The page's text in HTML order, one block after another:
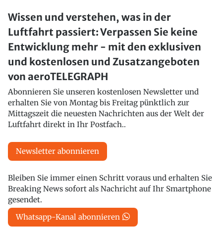
Wissen und verstehen, was in der
Luftfahrt passiert: Verpassen Sie keine
Entwicklung mehr - mit den exklusiven
und kostenlosen und Zusatzangeboten
von aeroTELEGRAPH
Abonnieren Sie unseren kostenlosen Newsletter und
erhalten Sie von Montag bis Freitag pünktlich zur
Mittagszeit die neuesten Nachrichten aus der Welt der
Luftfahrt direkt in Ihr Postfach..
Newsletter abonnieren
Bleiben Sie immer einen Schritt voraus und erhalten Sie
Breaking News sofort als Nachricht auf Ihr Smartphone
gesendet.
Whatsapp-Kanal abonnieren